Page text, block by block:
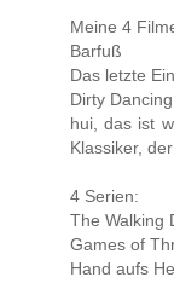
Meine 4
Barfuß
Das letzte
Dirty Dancing
hui, das ist
Klassiker,
4 Serien:
The Walking
Games of
Hand aufs